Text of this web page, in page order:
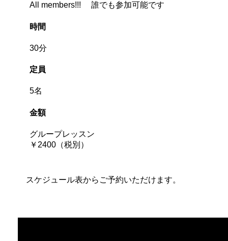
All members!!! 誰でも参加可能です
時間
30分
定員
5名
金額
グループレッスン
￥2400（税別）
スケジュール表からご予約いただけます。